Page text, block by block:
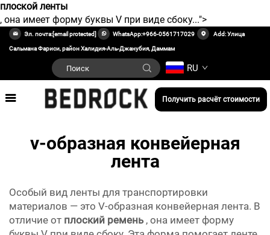
плоской ленты
, она имеет форму буквы V при виде сбоку...">
Эл. почта:[email protected] WhatsApp:+966-0561717029 Add: Улица
Сальмана Фариси, район Халидия-Аль-Джанубия, Даммам
RU
Получить расчёт стоимости
v-образная конвейерная
лента
Особый вид ленты для транспортировки
материалов — это V-образная конвейерная лента. В
отличие от плоский ремень , она имеет форму